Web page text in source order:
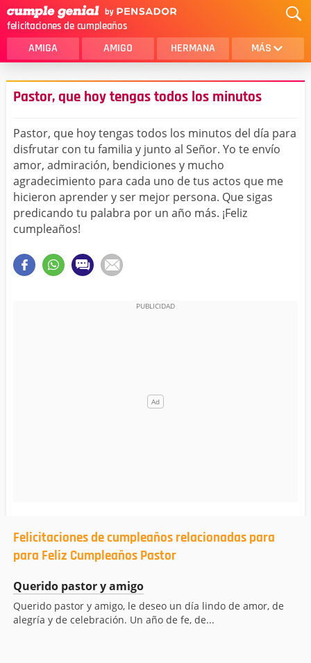
felicitaciones de cumpleaños
AMIGA AMIGO HERMANA MÁS
MAMA
AMOR
SOBRINA
HIJA
HERMANO
HIJO
NOVIA
ESPOSO
PAPA
HOMBRE
ALGUIEN ESPECIAL
TODAS LAS CATEGORÍAS
Pastor, que hoy tengas todos los minutos
Pastor, que hoy tengas todos los minutos del día para
disfrutar con tu familia y junto al Señor. Yo te envío
amor, admiración, bendiciones y mucho
agradecimiento para cada uno de tus actos que me
hicieron aprender y ser mejor persona. Que sigas
predicando tu palabra por un año más. ¡Feliz
cumpleaños!
Felicitaciones de cumpleaños relacionadas para
para Feliz Cumpleaños Pastor
Querido pastor y amigo
Querido pastor y amigo, le deseo un día lindo de amor, de
alegría y de celebración. Un año de fe, de...